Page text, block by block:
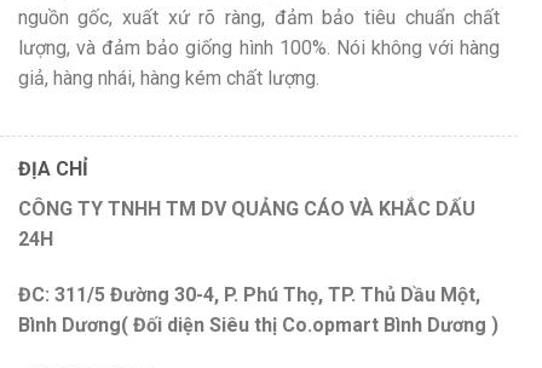
nguồn gốc, xuất xứ rõ ràng, đảm bảo tiêu chuẩn chất
lượng, và đảm bảo giống hình 100%. Nói không với hàng
giả, hàng nhái, hàng kém chất lượng.
ĐỊA CHỈ
CÔNG TY TNHH TM DV QUẢNG CÁO VÀ KHẮC DẤU
24H
ĐC: 311/5 Đường 30-4, P. Phú Thọ, TP. Thủ Dầu Một,
Bình Dương( Đối diện Siêu thị Co.opmart Bình Dương )